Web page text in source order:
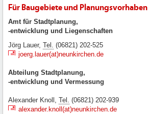
Für Baugebiete und Planungsvorhaben
Amt für Stadtplanung,
-entwicklung und Liegenschaften
Jörg Lauer, Tel. (06821) 202-525
joerg.lauer(at)neunkirchen.de
Abteilung Stadtplanung,
-entwicklung und Vermessung
Alexander Knoll, Tel. (06821) 202-939
alexander.knoll(at)neunkirchen.de